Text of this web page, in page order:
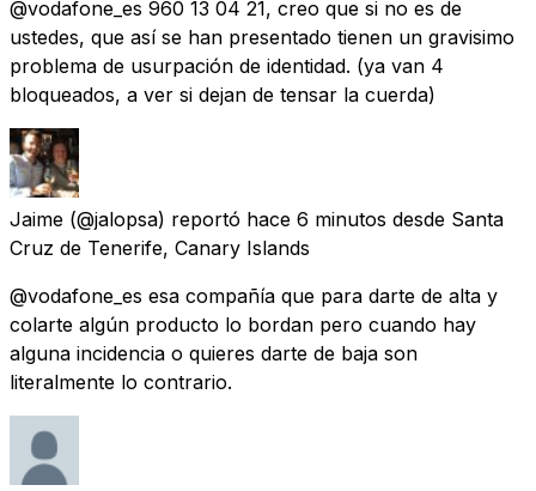
@vodafone_es 960 13 04 21, creo que si no es de
ustedes, que así se han presentado tienen un gravisimo
problema de usurpación de identidad. (ya van 4
bloqueados, a ver si dejan de tensar la cuerda)
Jaime (@jalopsa) reportó hace 6 minutos desde Santa
Cruz de Tenerife, Canary Islands
@vodafone_es esa compañía que para darte de alta y
colarte algún producto lo bordan pero cuando hay
alguna incidencia o quieres darte de baja son
literalmente lo contrario.